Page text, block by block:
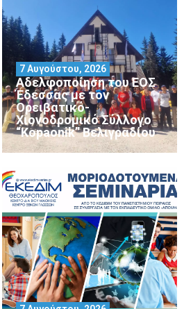
Αδελφοποίηση του ΕΟΣ
Έδεσσας με τον
Ορειβατικό-
Χιονοδρομικό Σύλλογο
“Kopaonik” Βελιγραδίου
7 Αυγούστου, 2026